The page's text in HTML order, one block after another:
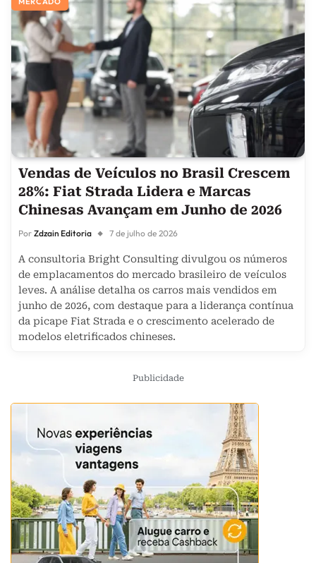
Vendas de Veículos no Brasil Crescem
28%: Fiat Strada Lidera e Marcas
Chinesas Avançam em Junho de 2026
Por Zdzain Editoria 7 de julho de 2026
A consultoria Bright Consulting divulgou os números
de emplacamentos do mercado brasileiro de veículos
leves. A análise detalha os carros mais vendidos em
junho de 2026, com destaque para a liderança contínua
da picape Fiat Strada e o crescimento acelerado de
modelos eletrificados chineses.
Publicidade